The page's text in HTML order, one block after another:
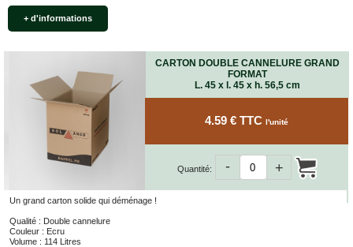
+ d'informations
CARTON DOUBLE CANNELURE GRAND
FORMAT
L. 45 x l. 45 x h. 56,5 cm
Un grand carton solide qui déménage !
Qualité : Double cannelure
Couleur : Ecru
Volume : 114 Litres
4.59 € TTC l'unité
Quantité: +
-